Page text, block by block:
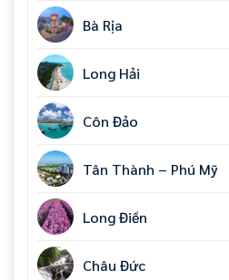
Bà Rịa
Long Hải
Côn Đảo
Tân Thành – Phú Mỹ
Long Điền
Châu Đức